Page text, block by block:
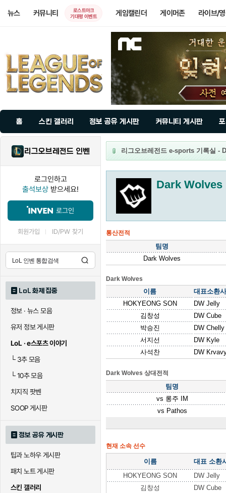
뉴스 커뮤니티
로스트아크
기대평 이벤트
게임캘린더 게이머존 라이브/
홈 스킨 갤러리 정보 공유 게시판 커뮤니티 게시판
리그오브레전드 인벤
로그인하고
출석보상 받으세요!
로그인
회원가입 ID/PW 찾기
LoL 화제 집중
정보 · 뉴스 모음
유저 정보 게시판
LoL · e스포츠 이야기
└3추 모음
└10추 모음
치지직 팟벤
SOOP 게시판
정보 공유 게시판
팁과 노하우 게시판
패치 노트 게시판
스킨 갤러리
리그오브레전드 e-sports 기록실 -
Dark Wolves
통산전적
팀명
Dark Wolves
Dark Wolves
이름
대표소환
HOKYEONG SON
DW Jelly
김창성
DW Cube
박승진
DW Chelly
서지선
DW Kyle
사석찬
DW
Dark Wolves 상대전적
팀명
vs 롱주 IM
vs Pathos
현재 소속 선수
이름
대표 소환
HOKYEONG SON
DW Jelly
김창성
DW Cube